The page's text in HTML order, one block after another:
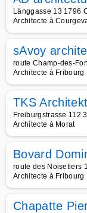
Länggasse 13 1796
Architecte à
sAvoy
route Champ-des-
Architecte à Fribourg
TKS
Freiburgstrasse 112
Architecte à Morat
Bovard
route des Noisetiers
Architecte à Fribourg
Chapatte